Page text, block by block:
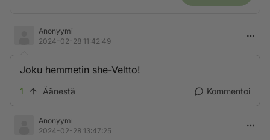
Anonyymi
2024-02-28 11:42:49
Joku hemmetin she-Veltto!
1 Äänestä Kommentoi
Anonyymi
2024-02-28 13:47:25